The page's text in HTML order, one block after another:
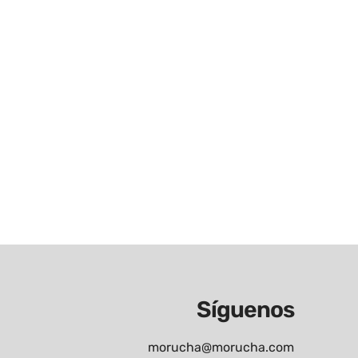
Síguenos
morucha@morucha.com